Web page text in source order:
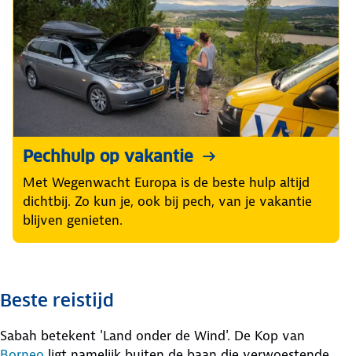
Pechhulp op vakantie
Met Wegenwacht Europa is de beste hulp altijd
dichtbij. Zo kun je, ook bij pech, van je vakantie
blijven genieten.
Beste reistijd
Sabah betekent 'Land onder de Wind'. De Kop van